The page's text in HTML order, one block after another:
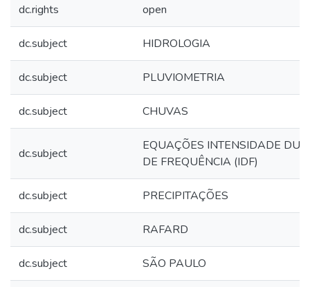
dc.rights open
dc.subject HIDROLOGIA
dc.subject PLUVIOMETRIA
dc.subject CHUVAS
dc.subject
EQUAÇÕES INTENSIDADE
DE FREQUÊNCIA (IDF)
dc.subject PRECIPITAÇÕES
dc.subject RAFARD
dc.subject SÃO PAULO